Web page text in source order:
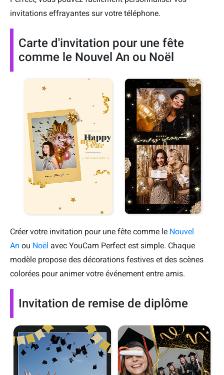
invitations effrayantes sur votre téléphone.
Carte d'invitation pour une fête
comme le Nouvel An ou Noël
Créer votre invitation pour une fête comme le Nouvel
An ou Noël avec YouCam Perfect est simple. Chaque
modèle propose des décorations festives et des scènes
colorées pour animer votre événement entre amis.
Invitation de remise de diplôme